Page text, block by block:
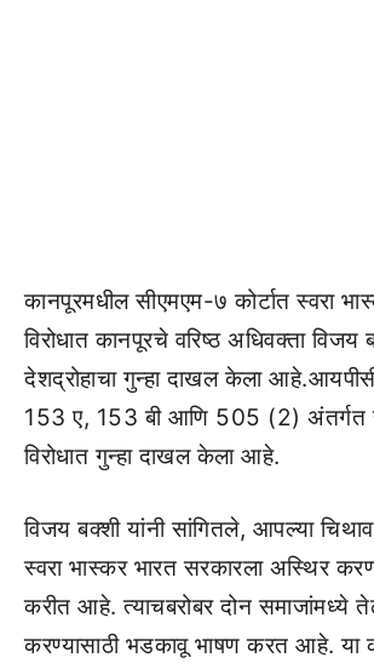
कानपूरमधील सीएमएम-७ कोर्टात स्वरा
विरोधात कानपूरचे वरिष्ठ अधिवक्ता विजय
देशद्रोहाचा गुन्हा दाखल केला
153 ए, 153 बी आणि 505 (2) अंतर्गत
विरोधात गुन्हा दाखल केला आहे.
विजय बक्शी यांनी सांगितले, आपल्या
स्वरा भास्कर भारत सरकारला अस्थिर
करीत आहे. त्याचबरोबर दोन समाजांमध्ये
करण्यासाठी भडकावू भाषण करत आहे. या